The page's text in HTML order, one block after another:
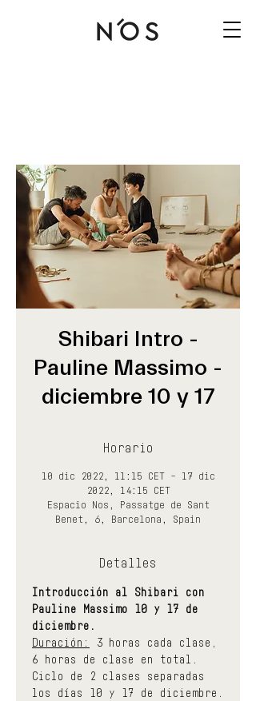
Shibari Intro -
Pauline Massimo -
diciembre 10 y 17
Horario
10 dic 2022, 11:15 CET – 17 dic
2022, 14:15 CET
Espacio Nos, Passatge de Sant
Benet, 6, Barcelona, Spain
Detalles
Introducción al Shibari con
Pauline Massimo 10 y 17 de
diciembre.
Duración:
3 horas cada clase,
6 horas de clase en total.
Ciclo de 2 clases separadas
los días 10 y 17 de diciembre.